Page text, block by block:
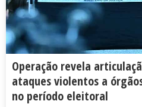
Operação revela
ataques violentos a
no período eleitoral